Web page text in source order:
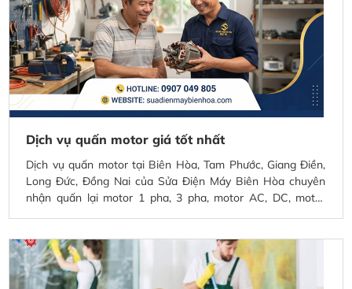
Dịch vụ quấn motor giá tốt nhất
Dịch vụ quấn motor tại Biên Hòa, Tam Phước, Giang Điền,
Long Đức, Đồng Nai của Sửa Điện Máy Biên Hòa chuyên
nhận quấn lại motor 1 pha, 3 pha, motor AC, DC, motor
trở, thử tải trước khi bàn giao, đảm bảo motor hoạt động ổn
định, bền bỉ và tiết kiệm điện. Hỗ trợ khảo sát, nhận và giao
motor tận nơi tại Biên Hòa cùng các khu vực Tam Phước,